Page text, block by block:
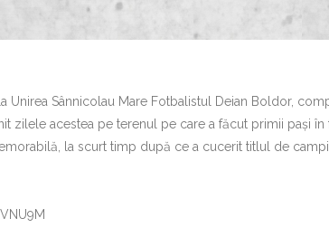
Unirea Sânnicolau Mare Fotbalistul Deian Boldor,
zilele acestea pe terenul pe care a făcut primii pași
la scurt timp după ce a cucerit titlul de